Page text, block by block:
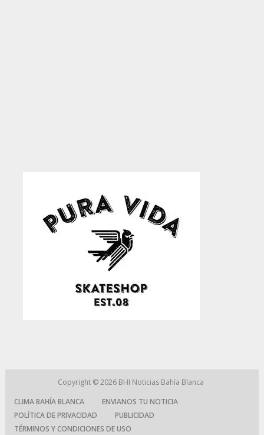
Copyright © 2026 BHI Noticias Bahía Blanca
CLIMA BAHÍA BLANCA
ENVIANOS TU NOTICIA
POLÍTICA DE PRIVACIDAD
PUBLICIDAD
TÉRMINOS Y CONDICIONES DE USO